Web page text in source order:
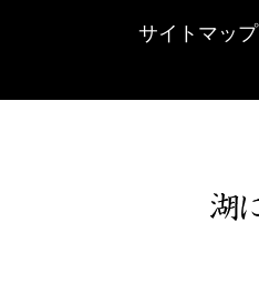
サイトマップ